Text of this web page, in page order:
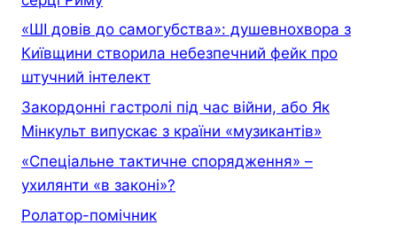
«ШІ довів до самогубства»: душевнохвора з
Київщини створила небезпечний фейк про
штучний інтелект
Закордонні гастролі під час війни, або Як
Мінкульт випускає з країни «музикантів»
«Спеціальне тактичне спорядження» –
ухилянти «в законі»?
Ролатор-помічник